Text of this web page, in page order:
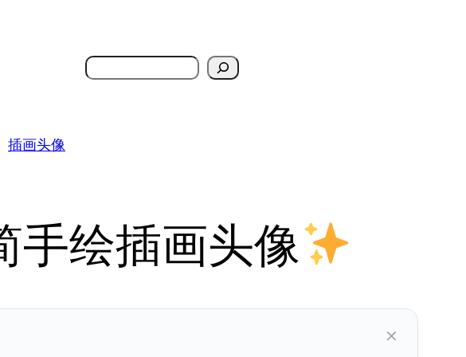
搜
索
插画头像
手绘插画头像
×